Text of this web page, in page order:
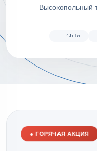
Высокопольный
1.5 Тл
● ГОРЯЧАЯ АКЦИЯ